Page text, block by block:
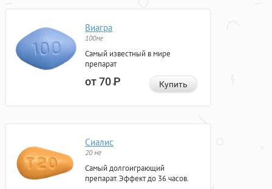
Виагра
100мг
Самый известный в мире
препарат
от 70Р Купить
Сиалис
20 мг
Самый долгоиграющий
препарат. Эффект до 36 часов.